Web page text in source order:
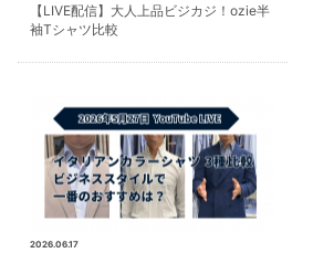
【LIVE配信】大人上品ビジカジ！ozie半
袖Tシャツ比較
2026.06.17